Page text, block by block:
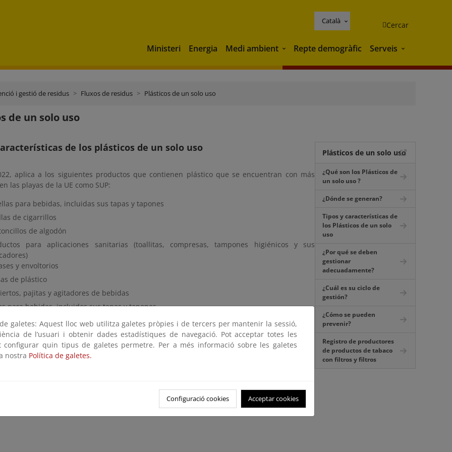
Català Cercar
Ministeri Energia Medi ambient Medi ambient
Repte demogràfic Serveis Serveis
i gestió de residus Fluxos de residus Plásticos de un solo uso
de un solo uso
de los plásticos de un solo uso
aplica a los siguientes productos que contienen plástico que se encuentran con más
las playas de la UE como SUP:
para bebidas, incluidas sus tapas y tapones
de cigarrillos
de algodón
para aplicaciones sanitarias (toallitas, compresas, tampones higiénicos y sus
y envoltorios
de plástico
pajitas y agitadores de bebidas
para bebidas, incluidos sus tapas y tapones
y palitos para globos
para comida, incluidos los envases de comida rápida
Plásticos de un solo uso
¿Qué son los Plásticos de
un solo uso ?
¿Dónde se generan?
Tipos y características de
los Plásticos de un solo
uso
¿Por qué se deben
gestionar
adecuadamente?
¿Cuál es su ciclo de
gestión?
¿Cómo se pueden
prevenir?
Registro de productores
de productos de tabaco
con filtros y filtros
galetes: Aquest lloc web utilitza galetes pròpies i de tercers per mantenir la sessió,
de l’usuari i obtenir dades estadístiques de navegació. Pot acceptar totes les
quin tipus de galetes permetre. Per a més informació sobre les galetes
nostra Política de galetes.
Configuració cookies Acceptar cookies